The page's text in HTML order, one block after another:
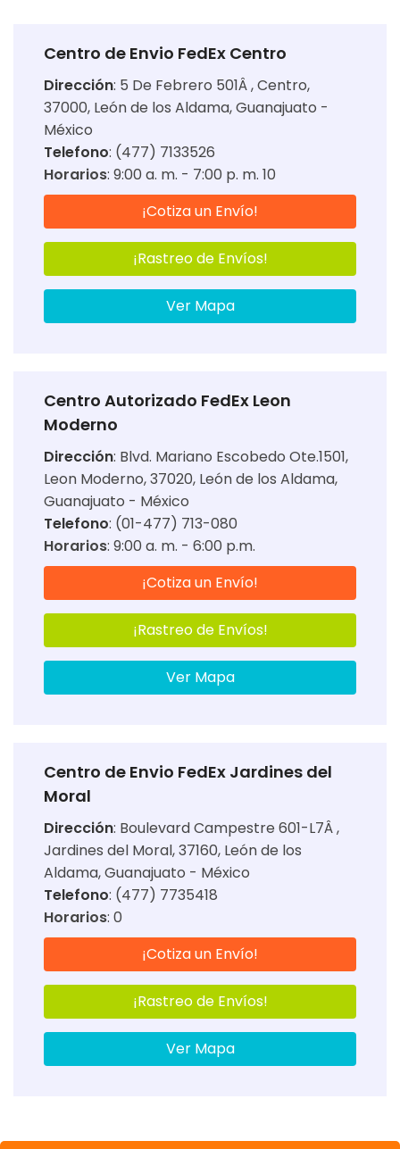
Centro de Envio FedEx Centro
Dirección: 5 De Febrero 501Â , Centro,
37000, León de los Aldama, Guanajuato -
México
Telefono: (477) 7133526
Horarios: 9:00 a. m. - 7:00 p. m. 10
¡Cotiza un Envío!
¡Rastreo de Envíos!
Ver Mapa
Centro Autorizado FedEx Leon
Moderno
Dirección: Blvd. Mariano Escobedo Ote.1501,
Leon Moderno, 37020, León de los Aldama,
Guanajuato - México
Telefono: (01-477) 713-080
Horarios: 9:00 a. m. - 6:00 p.m.
¡Cotiza un Envío!
¡Rastreo de Envíos!
Ver Mapa
Centro de Envio FedEx Jardines del
Moral
Dirección: Boulevard Campestre 601-L7Â ,
Jardines del Moral, 37160, León de los
Aldama, Guanajuato - México
Telefono: (477) 7735418
Horarios: 0
¡Cotiza un Envío!
¡Rastreo de Envíos!
Ver Mapa